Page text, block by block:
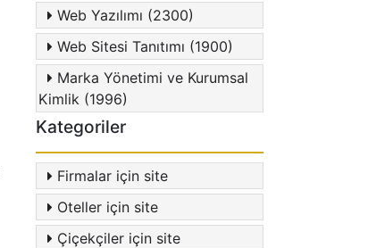
Web Yazılımı (2300)
Web Sitesi Tanıtımı (1900)
Marka Yönetimi ve Kurumsal
Kimlik (1996)
Kategoriler
Firmalar için site
Oteller için site
Çiçekçiler için site